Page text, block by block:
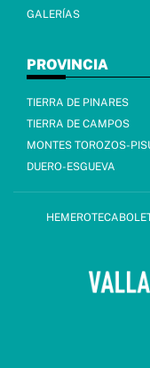
GALERÍAS
PROVINCIA
TIERRA DE PINARES
TIERRA DE CAMPOS
MONTES TOROZOS-
DUERO-ESGUEVA
HEMEROTECA